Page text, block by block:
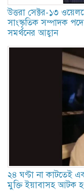
উত্তরা সেক্টর-১৩
সাংস্কৃতিক সম্পাদক
সমর্থনের আহ্বান
২৪ ঘণ্টা না কাটতেই
মুক্তি ইয়াবাসহ আটক